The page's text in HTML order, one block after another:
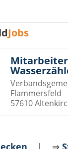
Jobs
Flammersfeld
57610